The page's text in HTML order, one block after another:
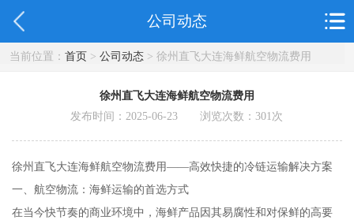
公司动态
当前位置： 首页> 公司动态> 徐州直飞大连海鲜航空物流费用
徐州直飞大连海鲜航空物流费用
发布时间：2025-06-23 浏览次数：301次
徐州直飞大连海鲜航空物流费用——高效快捷的冷链运输解决方案
一、航空物流：海鲜运输的首选方式
在当今快节奏的商业环境中，海鲜产品因其易腐性和对保鲜的高要